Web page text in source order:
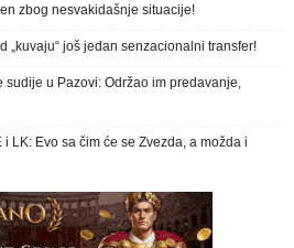
zbog nesvakidašnje situacije!
„kuvaju“ još jedan senzacionalni transfer!
u Pazovi: Održao im predavanje,
LK: Evo sa čim će se Zvezda, a možda i